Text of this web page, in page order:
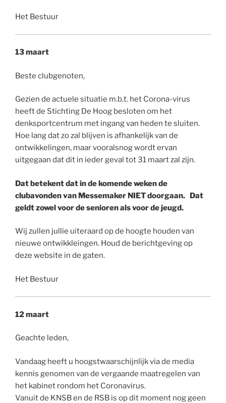
Het Bestuur
13 maart
Beste clubgenoten,
Gezien de actuele situatie m.b.t. het Corona-virus
heeft de Stichting De Hoog besloten om het
denksportcentrum met ingang van heden te sluiten.
Hoe lang dat zo zal blijven is afhankelijk van de
ontwikkelingen, maar vooralsnog wordt ervan
uitgegaan dat dit in ieder geval tot 31 maart zal zijn.
Dat betekent dat in de komende weken de
clubavonden van Messemaker NIET doorgaan. Dat
geldt zowel voor de senioren als voor de jeugd.
Wij zullen jullie uiteraard op de hoogte houden van
nieuwe ontwikkleingen. Houd de berichtgeving op
deze website in de gaten.
Het Bestuur
12 maart
Geachte leden,
Vandaag heeft u hoogstwaarschijnlijk via de media
kennis genomen van de vergaande maatregelen van
het kabinet rondom het Coronavirus.
Vanuit de KNSB en de RSB is op dit moment nog geen